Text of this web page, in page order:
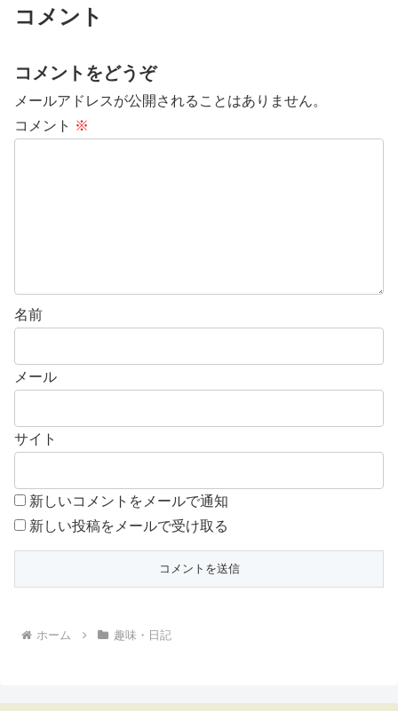
コメント
コメントをどうぞ
メールアドレスが公開されることはありません。
コメント ※
名前
メール
サイト
新しいコメントをメールで通知
新しい投稿をメールで受け取る
ホーム 趣味・日記